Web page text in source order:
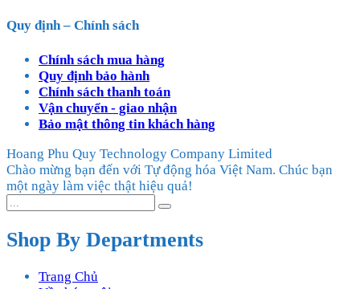
Quy định – Chính sách
Chính sách mua hàng
Quy định bảo hành
Chính sách thanh toán
Vận chuyển - giao nhận
Bảo mật thông tin khách hàng
Hoang Phu Quy Technology Company Limited
Chào mừng bạn đến với Tự động hóa Việt Nam. Chúc bạn
một ngày làm việc thật hiệu quả!
Shop By Departments
Trang Chủ